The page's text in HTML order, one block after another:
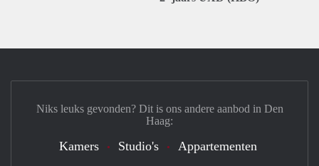
Niks leuks gevonden? Dit is ons andere aanbod in Den
Haag:
Kamers Studio's Appartementen